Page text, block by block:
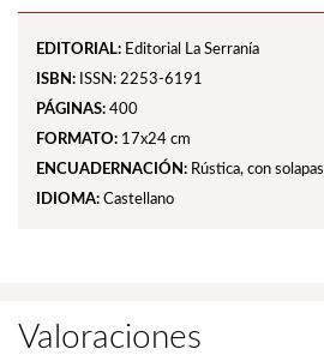
EDITORIAL: Editorial La Serranía
ISBN: ISSN: 2253-6191
PÁGINAS: 400
FORMATO: 17x24 cm
ENCUADERNACIÓN: Rústica, con solapas
IDIOMA: Castellano
Valoraciones